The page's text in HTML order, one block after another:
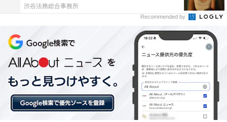
渋谷法務総合事務所
Recommended by